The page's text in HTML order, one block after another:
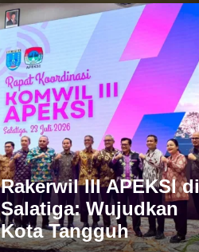
Rakerwil III APEKSI di
Salatiga: Wujudkan
Kota Tangguh